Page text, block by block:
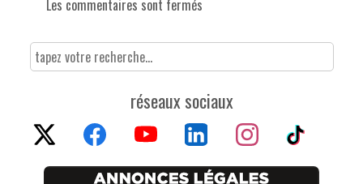
Les commentaires sont fermés
réseaux sociaux